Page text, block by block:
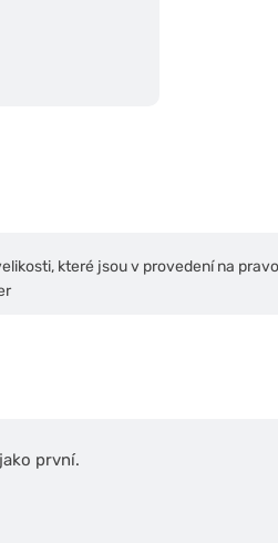
které jsou v provedení na
první.